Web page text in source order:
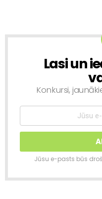
NEWSLETTER
Lasi un
Konkursi,
Jūsu e-pasts būs